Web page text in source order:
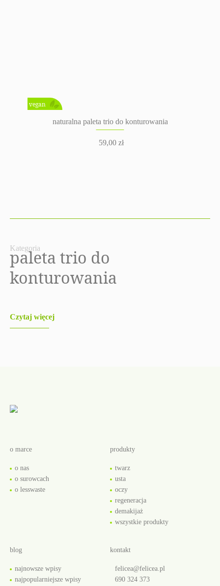
vegan
naturalna paleta trio do konturowania
59,00 zł
Kategoria
paleta trio do
konturowania
Czytaj więcej
o marce
o nas
o surowcach
o lesswaste
produkty
twarz
usta
oczy
regeneracja
demakijaż
wszystkie produkty
blog
najnowsze wpisy
najpopularniejsze wpisy
kontakt
felicea@felicea.pl
690 324 373